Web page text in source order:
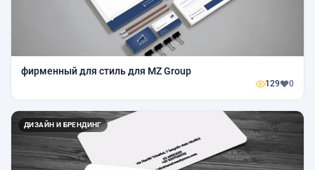
фирменный для стиль для MZ Group
129 0
ДИЗАЙН И БРЕНДИНГ